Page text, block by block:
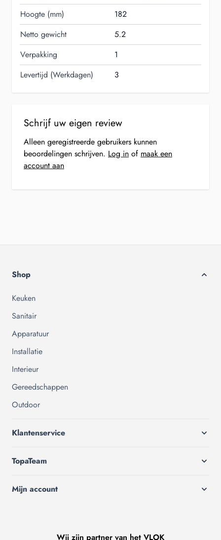
Hoogte (mm)
182
Netto gewicht
5.2
Verpakking
1
Levertijd (Werkdagen)
3
Schrijf uw eigen review
Alleen geregistreerde gebruikers kunnen
beoordelingen schrijven. Log in of maak een
account aan
Shop
Keuken
Sanitair
Apparatuur
Installatie
Interieur
Gereedschappen
Outdoor
Klantenservice
TopaTeam
Mijn account
Wij zijn partner van het VLOK